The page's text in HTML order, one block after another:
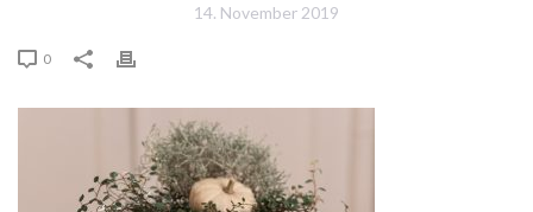
14. November 2019
0